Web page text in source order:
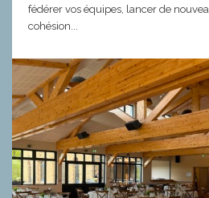
fédérer vos équipes, lancer de
cohésion...